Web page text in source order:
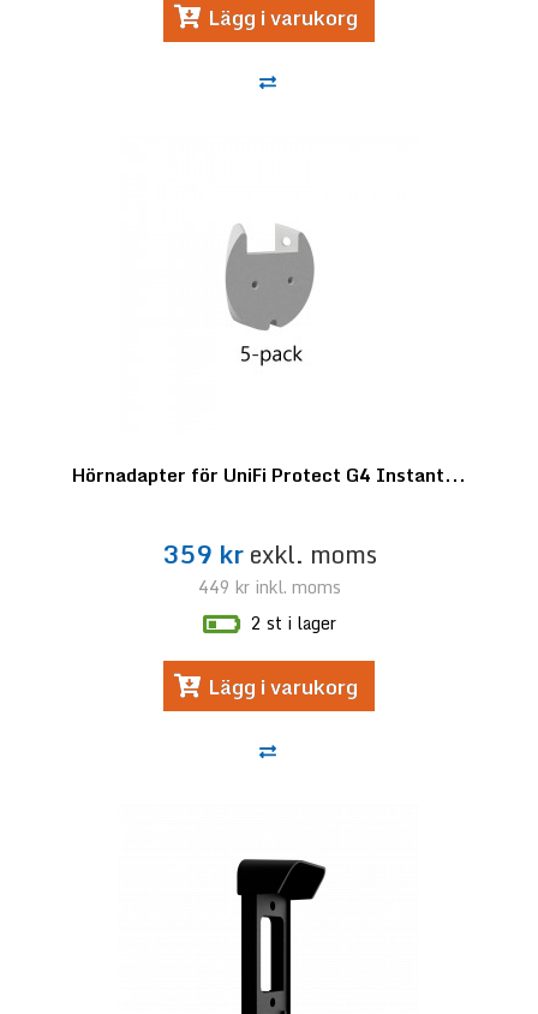
Lägg i varukorg
Hörnadapter för UniFi Protect G4 Instant...
359 krexkl. moms
449 krinkl. moms
2 st i lager
Lägg i varukorg